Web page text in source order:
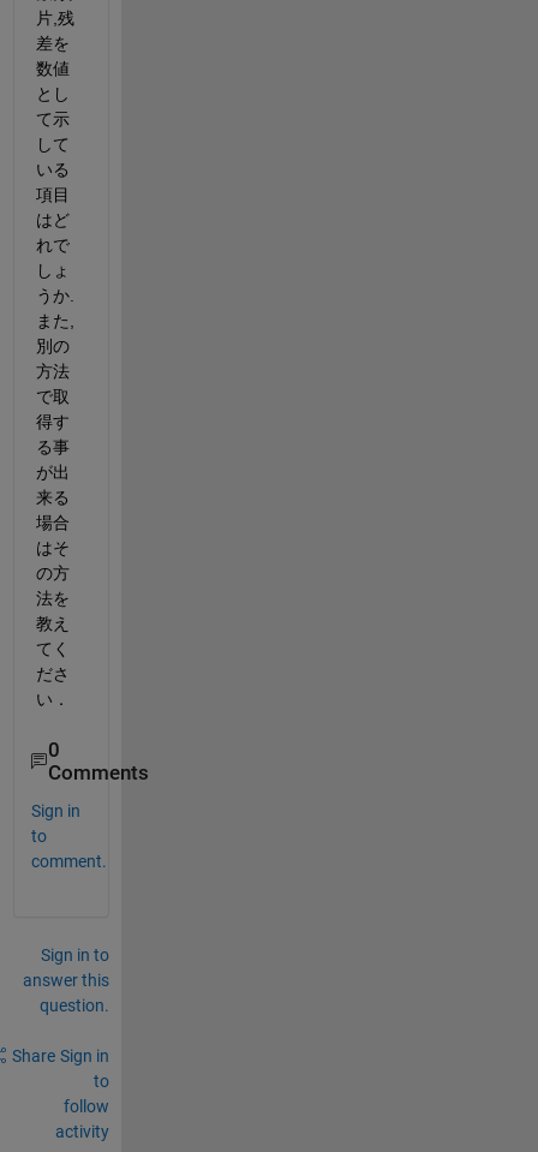
片,残
差を
数値
とし
て示
して
いる
項目
はど
れで
しょ
うか.
また,
別の
方法
で取
得す
る事
が出
来る
場合
はそ
の方
法を
教え
てく
ださ
い．
0
Comments
Sign in
to
comment.
Sign in to
answer this
question.
Share Sign in
to
follow
activity